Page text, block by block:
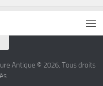
Antique © 2026. Tous droits